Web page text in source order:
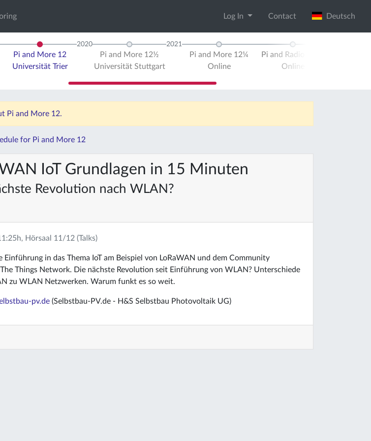
Log In Contact Deutsch
Pi and More 12
Universität Trier
2020
Pi and More 12½
Universität Stuttgart
2021
Pi and More 12¼
Online
Pi and Radio 2021
Online
Pi and More 12.
for Pi and More 12
IoT Grundlagen in 15 Minuten
Revolution nach WLAN?
Hörsaal 11/12 (Talks)
Einführung in das Thema IoT am Beispiel von LoRaWAN und dem Community
Things Network. Die nächste Revolution seit Einführung von WLAN? Unterschiede
zu WLAN Netzwerken. Warum funkt es so weit.
pv.de (Selbstbau-PV.de - H&S Selbstbau Photovoltaik UG)